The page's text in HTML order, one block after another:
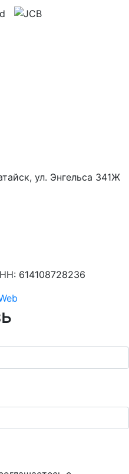
ул. Энгельса 341Ж
614108728236